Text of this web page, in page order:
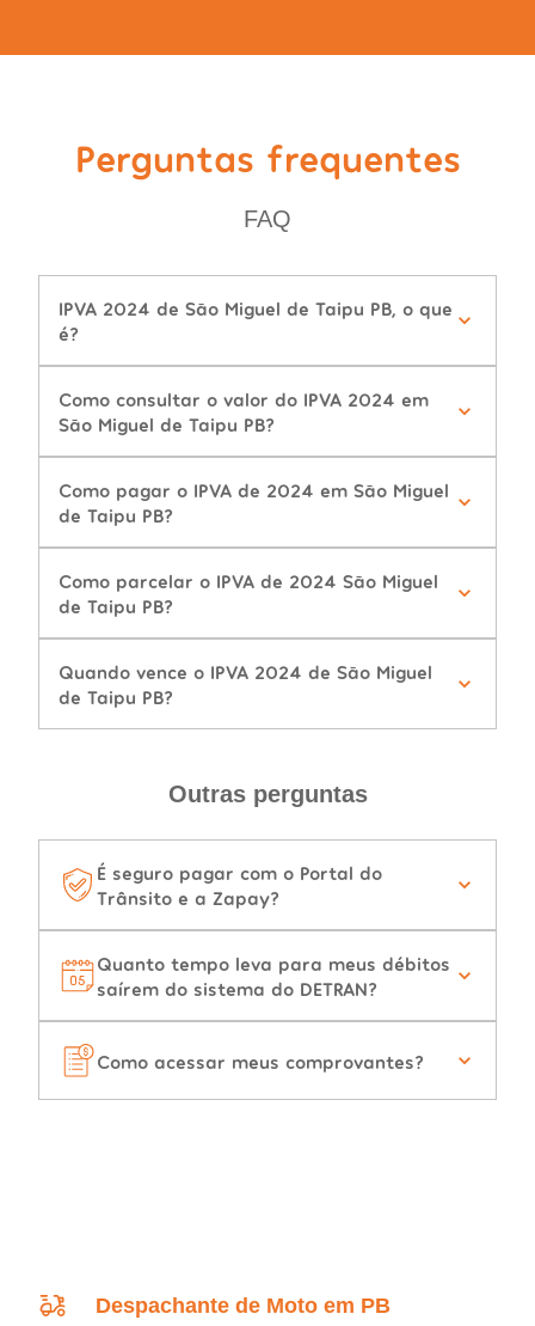
Perguntas frequentes
FAQ
IPVA 2024 de São Miguel de Taipu PB, o que
é?
Como consultar o valor do IPVA 2024 em
São Miguel de Taipu PB?
Como pagar o IPVA de 2024 em São Miguel
de Taipu PB?
Como parcelar o IPVA de 2024 São Miguel
de Taipu PB?
Quando vence o IPVA 2024 de São Miguel
de Taipu PB?
Outras perguntas
É seguro pagar com o Portal do
Trânsito e a Zapay?
Quanto tempo leva para meus débitos
saírem do sistema do DETRAN?
Como acessar meus comprovantes?
Despachante de Moto em PB